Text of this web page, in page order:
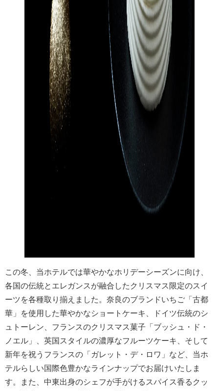
この冬、当ホテルでは華やかなホリデーシーズンに向け、
各国の伝統とエレガンスが融合したクリスマス限定のスイ
ーツを各種取り揃えました。奈良のブランドいちご「古都
華」を使用した華やかなショートケーキ、ドイツ伝統のシ
ュトーレン、フランスのクリスマス菓子「ブッシュ・ド・
ノエル」、英国スタイルの濃厚なフルーツケーキ、そして
新年を祝うフランスの「ガレット・デ・ロワ」など、当ホ
テルらしい国際色豊かなラインナップでお届けいたしま
す。また、中東出身のシェフが手がけるスパイス香るクッ